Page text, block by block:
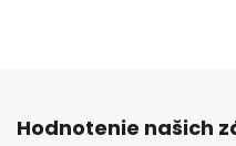
Hodnotenie našich